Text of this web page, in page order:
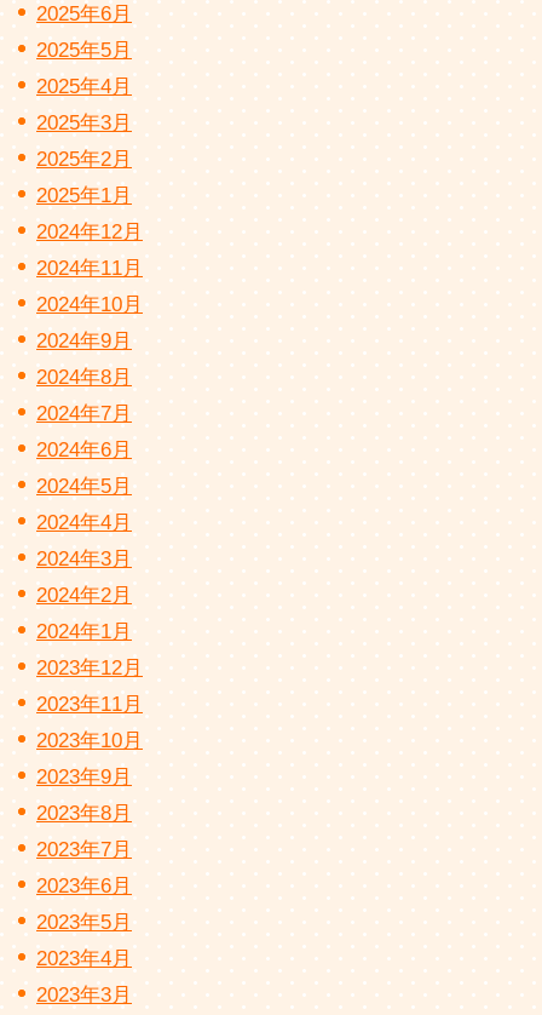
2025年6月
2025年5月
2025年4月
2025年3月
2025年2月
2025年1月
2024年12月
2024年11月
2024年10月
2024年9月
2024年8月
2024年7月
2024年6月
2024年5月
2024年4月
2024年3月
2024年2月
2024年1月
2023年12月
2023年11月
2023年10月
2023年9月
2023年8月
2023年7月
2023年6月
2023年5月
2023年4月
2023年3月